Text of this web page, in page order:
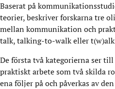
Baserat på
teorier, beskriver forskarna tre
mellan kommunikation och
talk, talking-to-walk eller
De första två kategorierna ser
praktiskt arbete som två skilda
ena följer på och påverkas av